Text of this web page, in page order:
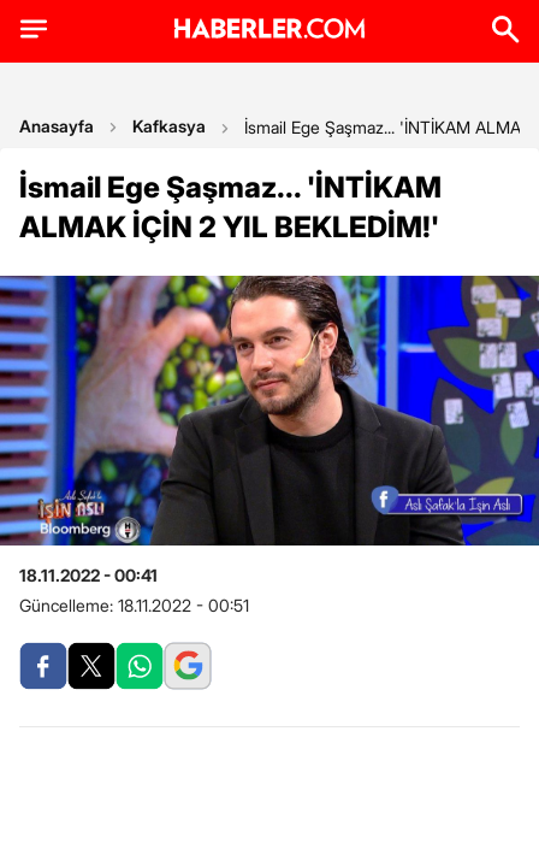
Anasayfa Kafkasya İsmail Ege Şaşmaz... 'İNTİKAM ALMAK
İsmail Ege Şaşmaz... 'İNTİKAM
ALMAK İÇİN 2 YIL BEKLEDİM!'
18.11.2022 - 00:41
Güncelleme: 18.11.2022 - 00:51